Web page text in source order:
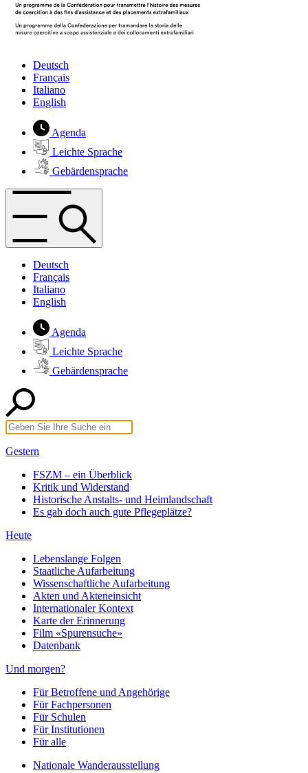
Deutsch
Français
Italiano
English
Agenda
Leichte Sprache
Gebärdensprache
Deutsch
Français
Italiano
English
Agenda
Leichte Sprache
Gebärdensprache
Gestern
FSZM – ein Überblick
Kritik und Widerstand
Historische Anstalts- und Heimlandschaft
Es gab doch auch gute Pflegeplätze?
Heute
Lebenslange Folgen
Staatliche Aufarbeitung
Wissenschaftliche Aufarbeitung
Akten und Akteneinsicht
Internationaler Kontext
Karte der Erinnerung
Film «Spurensuche»
Datenbank
Und morgen?
Für Betroffene und Angehörige
Für Fachpersonen
Für Schulen
Für Institutionen
Für alle
Nationale Wanderausstellung